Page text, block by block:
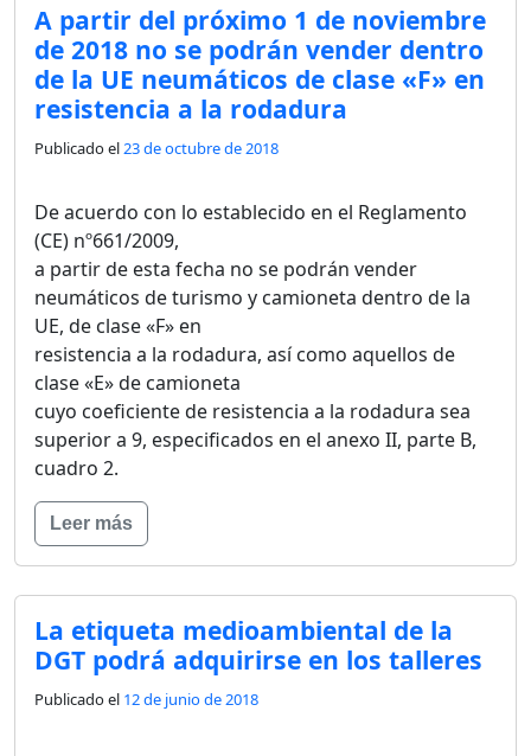
A partir del próximo 1 de noviembre
de 2018 no se podrán vender dentro
de la UE neumáticos de clase «F» en
resistencia a la rodadura
Publicado el23 de octubre de 2018
De acuerdo con lo establecido en el Reglamento
(CE) nº661/2009,
a partir de esta fecha no se podrán vender
neumáticos de turismo y camioneta dentro de la
UE, de clase «F» en
resistencia a la rodadura, así como aquellos de
clase «E» de camioneta
cuyo coeficiente de resistencia a la rodadura sea
superior a 9, especificados en el anexo II, parte B,
cuadro 2.
Leer más
La etiqueta medioambiental de la
DGT podrá adquirirse en los talleres
Publicado el 12 de junio de 2018